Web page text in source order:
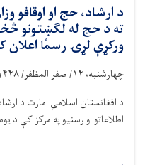
ته د حج له لګښتونو
ورکړې لړۍ رسمًا اعلان
چهارشنبه، ۱۴/ صفر المظفر/
د افغانستان اسلامي امارت د
اطلاعاتو او رسنیو په مرکز کې د